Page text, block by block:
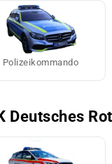
Polizeikommando
Deutsches